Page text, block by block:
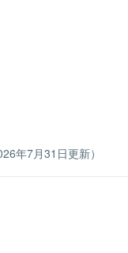
年7月31日更新）